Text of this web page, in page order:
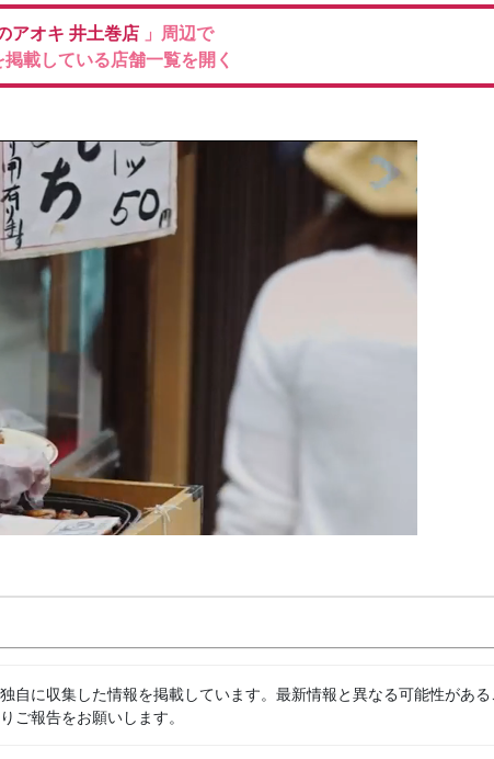
アオキ 井土巻店 」周辺で
載している店舗一覧を開く
自に収集した情報を掲載しています。最新情報と異なる可能性があ
りご報告をお願いします。